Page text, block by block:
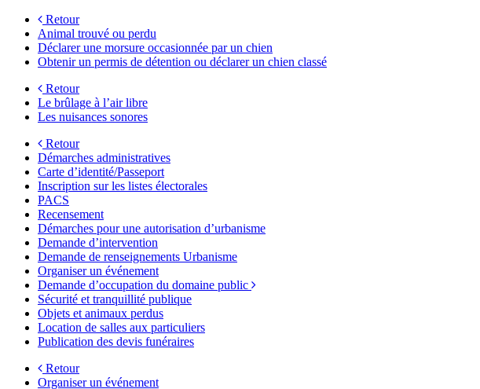
Retour
Animal trouvé ou perdu
Déclarer une morsure occasionnée par un chien
Obtenir un permis de détention ou déclarer un chien classé
Retour
Le brûlage à l’air libre
Les nuisances sonores
Retour
Démarches administratives
Carte d’identité/Passeport
Inscription sur les listes électorales
PACS
Recensement
Démarches pour une autorisation d’urbanisme
Demande d’intervention
Demande de renseignements Urbanisme
Organiser un événement
Demande d’occupation du domaine public
Sécurité et tranquillité publique
Objets et animaux perdus
Location de salles aux particuliers
Publication des devis funéraires
Retour
Organiser un événement